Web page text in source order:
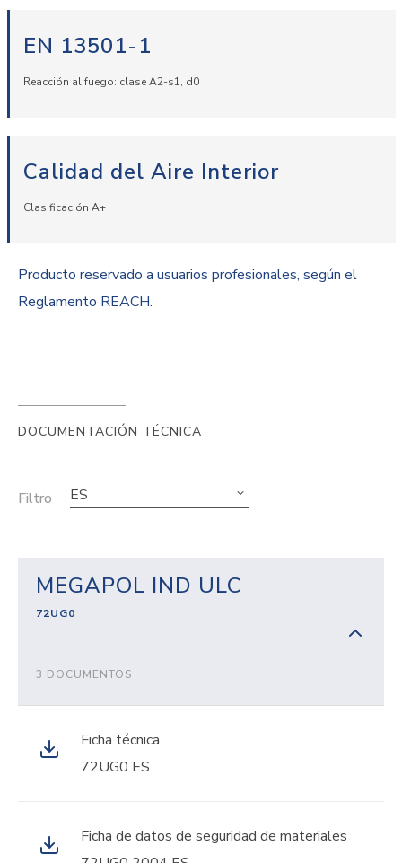
EN 13501-1
Reacción al fuego: clase A2-s1, d0
Calidad del Aire Interior
Clasificación A+
Producto reservado a usuarios profesionales, según el
Reglamento REACH.
DOCUMENTACIÓN TÉCNICA
Filtro ES
MEGAPOL IND ULC
72UG0
3 DOCUMENTOS
Ficha técnica
72UG0 ES
Ficha de datos de seguridad de materiales